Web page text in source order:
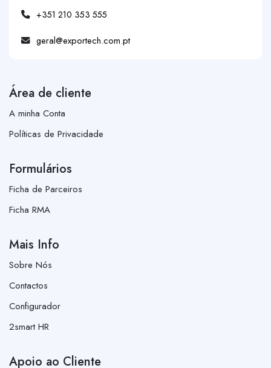
+351 210 353 555
geral@exportech.com.pt
Área de cliente
A minha Conta
Políticas de Privacidade
Formulários
Ficha de Parceiros
Ficha RMA
Mais Info
Sobre Nós
Contactos
Configurador
2smart HR
Apoio ao Cliente